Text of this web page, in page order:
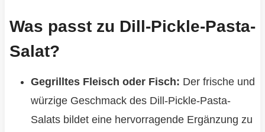
Was passt zu Dill-Pickle-Pasta-
Salat?
Gegrilltes Fleisch oder Fisch: Der frische und
würzige Geschmack des Dill-Pickle-Pasta-
Salats bildet eine hervorragende Ergänzung zu